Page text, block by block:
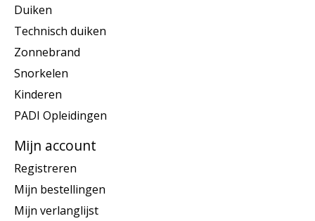
Duiken
Technisch duiken
Zonnebrand
Snorkelen
Kinderen
PADI Opleidingen
Mijn account
Registreren
Mijn bestellingen
Mijn verlanglijst